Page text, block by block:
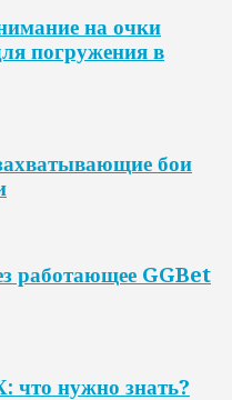
на очки
погружения в
бои
работающее GGBet
что нужно знать?